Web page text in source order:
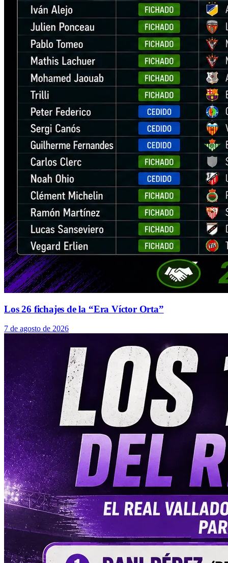
Los 26 fichajes de la “Era Víctor Orta”
7 de agosto de 2026